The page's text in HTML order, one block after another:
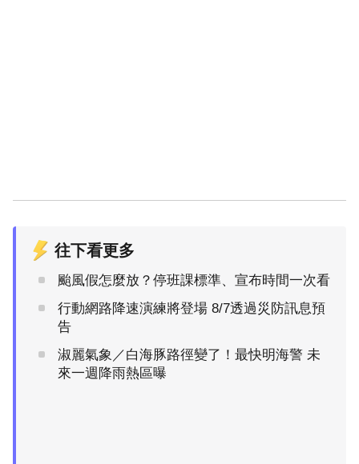
往下看更多
颱風假怎麼放？停班課標準、宣布時間一次看
行動網路降速演練將登場 8/7透過災防訊息預
告
淑麗氣象／白海豚路徑變了！最快明海警 未
來一週降雨熱區曝